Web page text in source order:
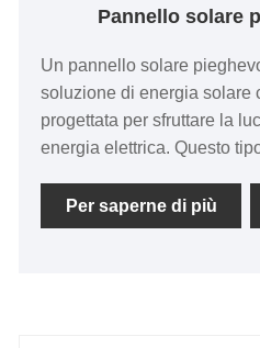
Pannello solare
Un pannello solare
soluzione di energia solare
progettata per sfruttare la
energia elettrica. Questo
consente un facile
pieghevole è una
Per saperne di più